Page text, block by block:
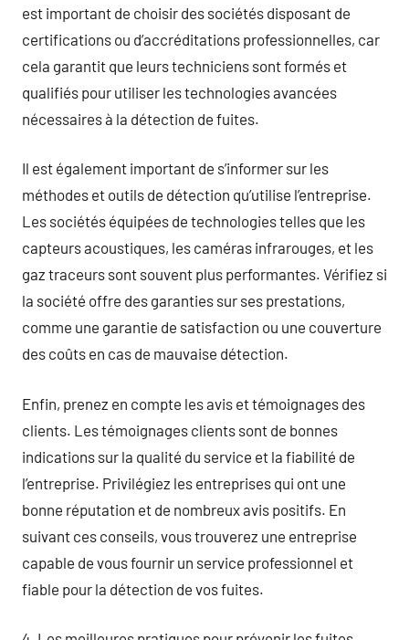
est important de choisir des sociétés disposant de
certifications ou d’accréditations professionnelles, car
cela garantit que leurs techniciens sont formés et
qualifiés pour utiliser les technologies avancées
nécessaires à la détection de fuites.
Il est également important de s’informer sur les
méthodes et outils de détection qu’utilise l’entreprise.
Les sociétés équipées de technologies telles que les
capteurs acoustiques, les caméras infrarouges, et les
gaz traceurs sont souvent plus performantes. Vérifiez si
la société offre des garanties sur ses prestations,
comme une garantie de satisfaction ou une couverture
des coûts en cas de mauvaise détection.
Enfin, prenez en compte les avis et témoignages des
clients. Les témoignages clients sont de bonnes
indications sur la qualité du service et la fiabilité de
l’entreprise. Privilégiez les entreprises qui ont une
bonne réputation et de nombreux avis positifs. En
suivant ces conseils, vous trouverez une entreprise
capable de vous fournir un service professionnel et
fiable pour la détection de vos fuites.